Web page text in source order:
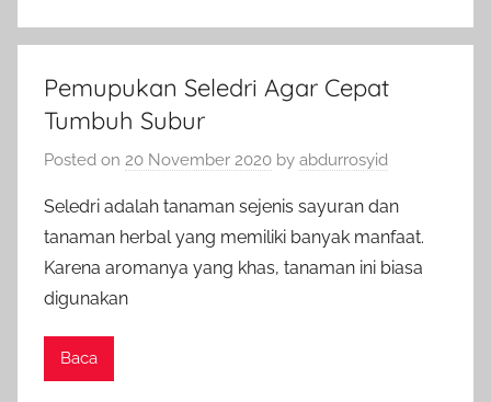
Pemupukan Seledri Agar Cepat
Tumbuh Subur
Posted on 20 November 2020 by abdurrosyid
Seledri adalah tanaman sejenis sayuran dan
tanaman herbal yang memiliki banyak manfaat.
Karena aromanya yang khas, tanaman ini biasa
digunakan
Baca